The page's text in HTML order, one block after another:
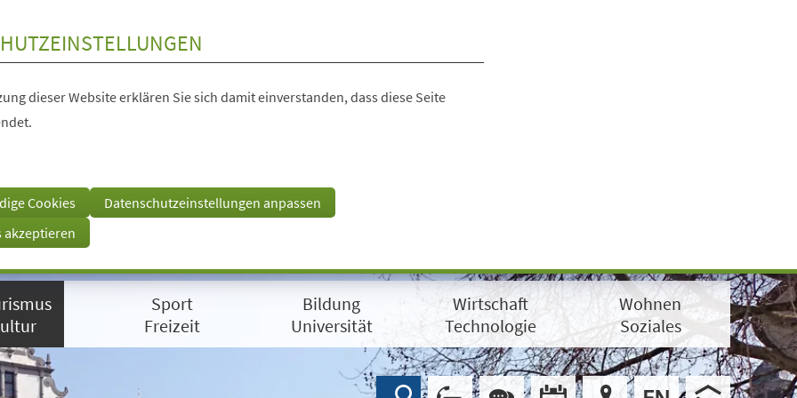
dieser Website erklären Sie sich damit einverstanden, dass diese Seite
Cookies
Datenschutzeinstellungen anpassen
akzeptieren
Sport
Freizeit
Bildung
Universität
Wirtschaft
Technologie
Wohnen
Soziales